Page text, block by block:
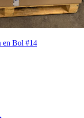
en Bol #14